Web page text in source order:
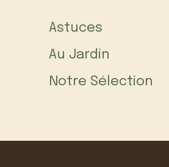
Astuces
Au Jardin
Notre Sélection